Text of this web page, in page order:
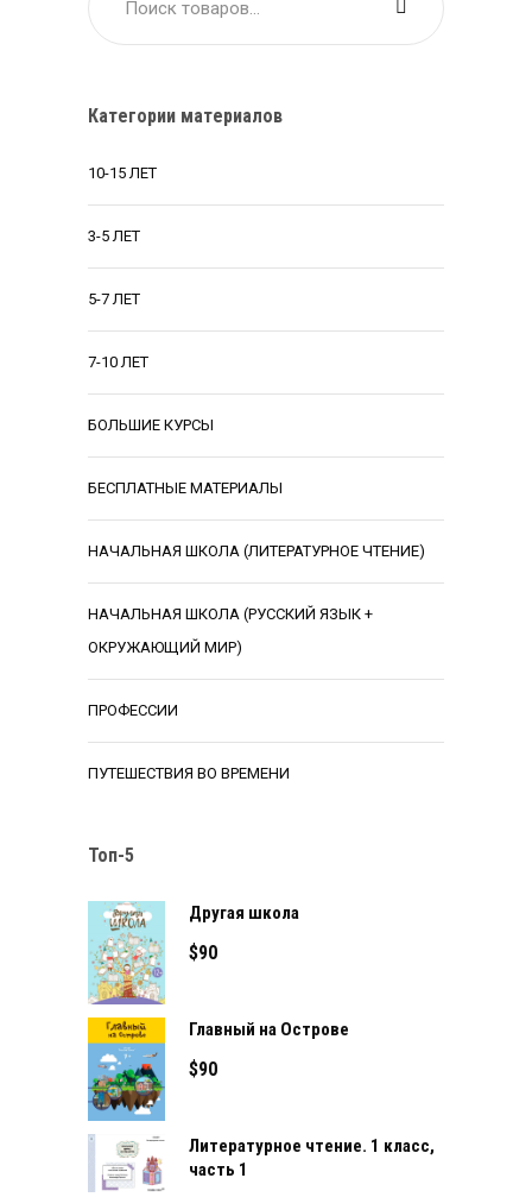
Категории материалов
10-15 ЛЕТ
3-5 ЛЕТ
5-7 ЛЕТ
7-10 ЛЕТ
БОЛЬШИЕ КУРСЫ
БЕСПЛАТНЫЕ МАТЕРИАЛЫ
НАЧАЛЬНАЯ ШКОЛА (ЛИТЕРАТУРНОЕ ЧТЕНИЕ)
НАЧАЛЬНАЯ ШКОЛА (РУССКИЙ ЯЗЫК +
ОКРУЖАЮЩИЙ МИР)
ПРОФЕССИИ
ПУТЕШЕСТВИЯ ВО ВРЕМЕНИ
Топ-5
Другая школа
$90
Главный на Острове
$90
Литературное чтение. 1 класс,
часть 1